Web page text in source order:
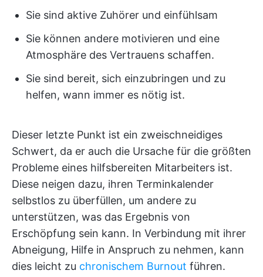
Sie sind aktive Zuhörer und einfühlsam
Sie können andere motivieren und eine
Atmosphäre des Vertrauens schaffen.
Sie sind bereit, sich einzubringen und zu
helfen, wann immer es nötig ist.
Dieser letzte Punkt ist ein zweischneidiges
Schwert, da er auch die Ursache für die größten
Probleme eines hilfsbereiten Mitarbeiters ist.
Diese neigen dazu, ihren Terminkalender
selbstlos zu überfüllen, um andere zu
unterstützen, was das Ergebnis von
Erschöpfung sein kann. In Verbindung mit ihrer
Abneigung, Hilfe in Anspruch zu nehmen, kann
dies leicht zu chronischem Burnout führen.